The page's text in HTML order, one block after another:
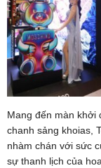
Mang đến màn khởi
chanh sảng khoias,
nhàm chán với sức
sự thanh lịch của